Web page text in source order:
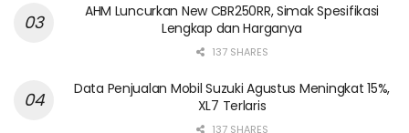
AHM Luncurkan New CBR250RR, Simak Spesifikasi
Lengkap dan Harganya
137 SHARES
Data Penjualan Mobil Suzuki Agustus Meningkat 15%,
XL7 Terlaris
137 SHARES